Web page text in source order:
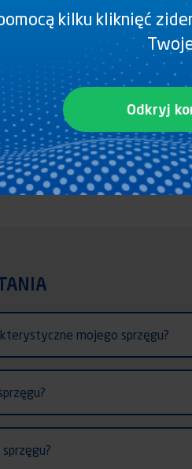
mojego sprzęgu?
kilku kliknięć
Odkryj